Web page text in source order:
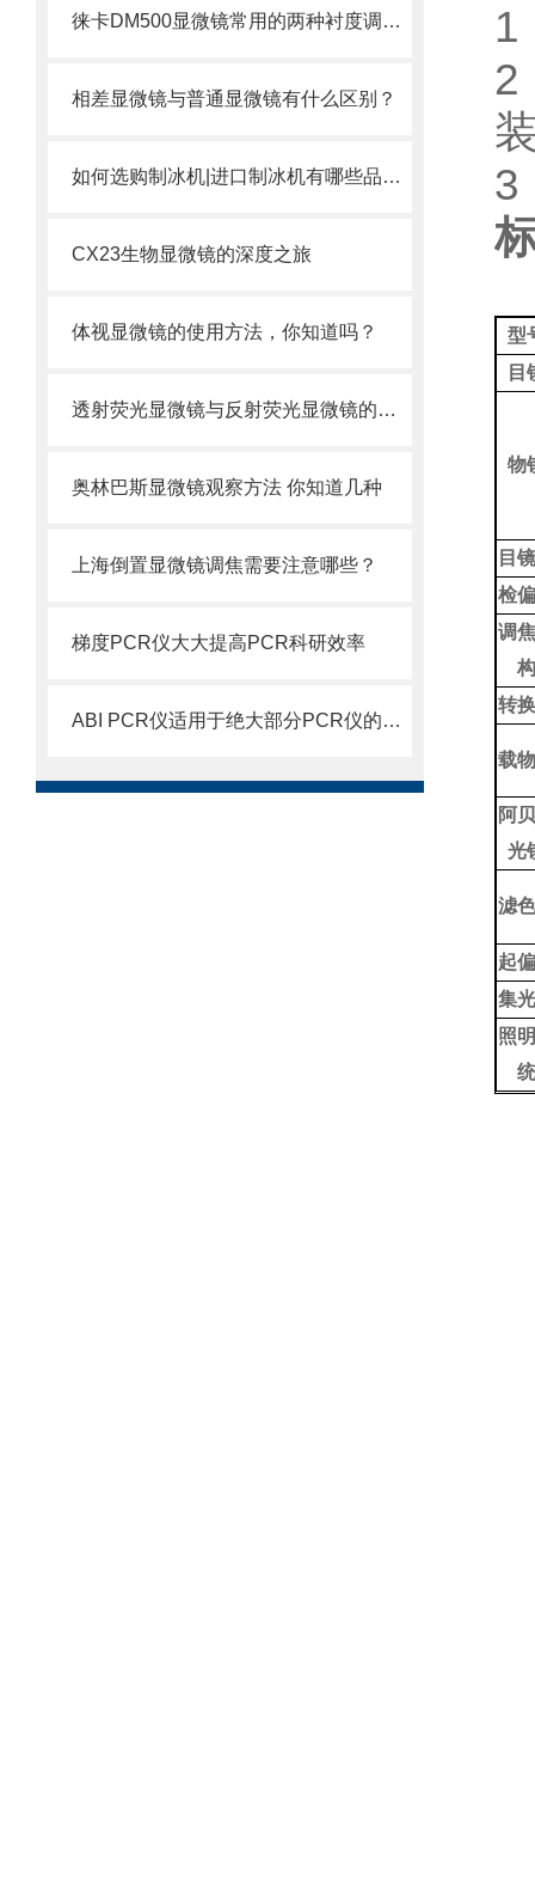
徕卡DM500显微镜常用的两种衬度调节法介绍
相差显微镜与普通显微镜有什么区别？
如何选购制冰机|进口制冰机有哪些品牌？
CX23生物显微镜的深度之旅
体视显微镜的使用方法，你知道吗？
透射荧光显微镜与反射荧光显微镜的区别及优缺点
奥林巴斯显微镜观察方法 你知道几种
上海倒置显微镜调焦需要注意哪些？
梯度PCR仪大大提高PCR科研效率
ABI PCR仪适用于绝大部分PCR仪的校准、检测
1
2
3
型
目
物
目
检
调
构
转
载
阿
光
滤
起
集
照
统